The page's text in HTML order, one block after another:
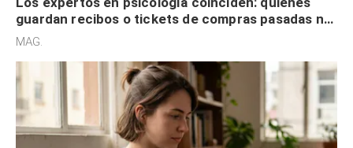
guardan recibos o tickets de compras pasadas no
son acumuladores, sino que tienen necesidad de
MAG.